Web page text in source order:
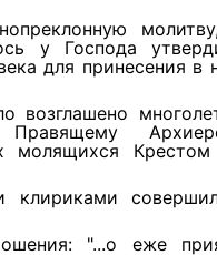
у Господа
для принесения в
возглашено
молящихся
клириками
"...о еже